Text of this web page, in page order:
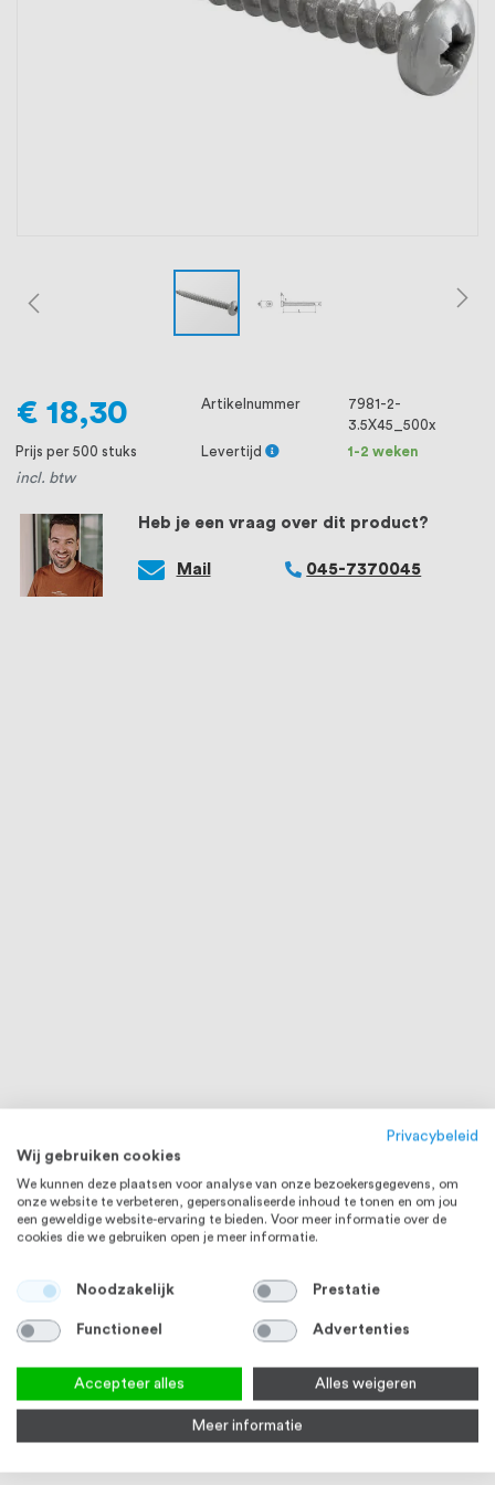
ons voorop, want we geloven dat een
goede relatie met onze klanten het
Heb je een vraag over dit product?
Mail 045-7370045
€ 18,30
Prijs per 500 stuks
incl. btw
Artikelnummer
7981-2-
3.5X45_500x
Levertijd
1-2 weken
Privacybeleid
Wij gebruiken cookies
We kunnen deze plaatsen voor analyse van onze bezoekersgegevens, om
onze website te verbeteren, gepersonaliseerde inhoud te tonen en om jou
een geweldige website-ervaring te bieden. Voor meer informatie over de
cookies die we gebruiken open je meer informatie.
Noodzakelijk Prestatie
Functioneel Advertenties
Accepteer alles Alles weigeren
Meer informatie